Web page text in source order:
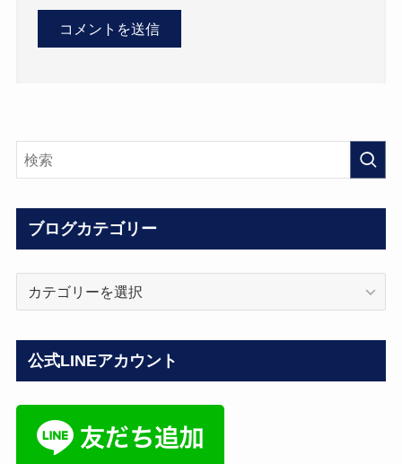
ブログカテゴリー
公式LINEアカウント